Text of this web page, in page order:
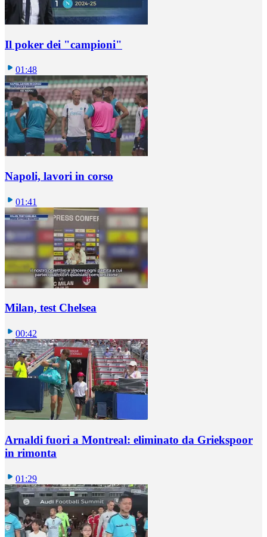
Il poker dei "campioni"
01:48
Napoli, lavori in corso
01:41
Milan, test Chelsea
00:42
Arnaldi fuori a Montreal: eliminato da Griekspoor
in rimonta
01:29